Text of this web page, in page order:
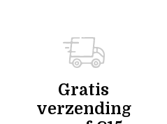
Gratis
verzending